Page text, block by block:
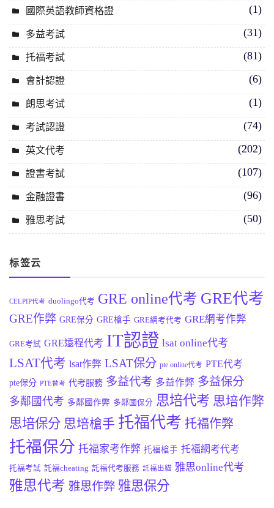
國際英語教師資格證 (1)
多益考試 (31)
托福考試 (81)
會計認證 (6)
朗思考试 (1)
考試認證 (74)
英文代考 (202)
證書考試 (107)
金融證書 (96)
雅思考試 (50)
标签云
CELPIP代考 duolingo代考 GRE online代考 GRE代考
GRE作弊 GRE保分 GRE槍手 GRE網考代考 GRE網考作弊
GRE考試 GRE遠程代考 IT認證 lsat online代考
LSAT代考 lsat作弊 LSAT保分 pte online代考 PTE代考
pte保分 PTE替考 代考服務 多益代考 多益作弊 多益保分
多鄰國代考 多鄰國作弊 多鄰國保分 思培代考 思培作弊
思培保分 思培槍手 托福代考 托福作弊
托福保分 托福家考作弊 托福槍手 托福網考代考
托福考試 託福cheating 託福代考服務 託福出貓 雅思online代考
雅思代考 雅思作弊 雅思保分